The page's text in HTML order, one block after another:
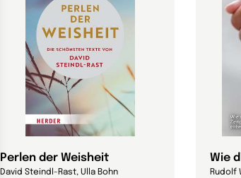
Perlen der Weisheit
David Steindl-Rast, Ulla Bohn
Wie
Rudolf